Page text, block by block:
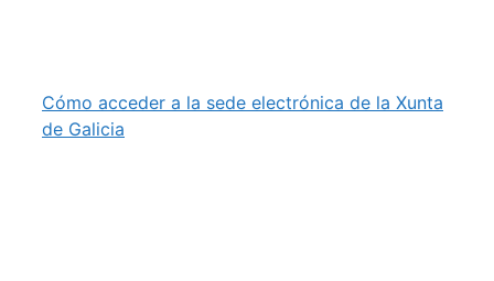
Cómo acceder a la sede electrónica de la Xunta
de Galicia